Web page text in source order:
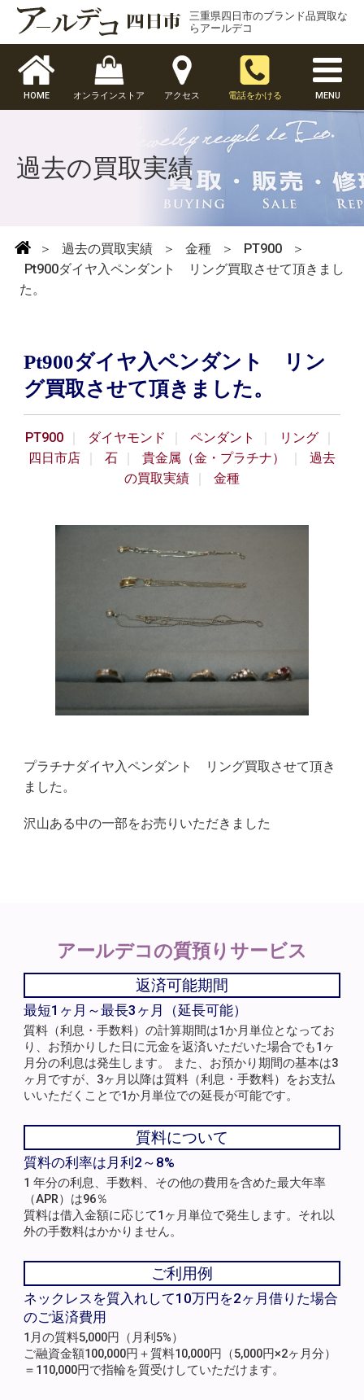
三重県四日市のブランド品買取な
らアールデコ
HOME オンラインストア アクセス 電話をかける MENU
過去の買取実績
＞ 過去の買取実績 ＞ 金種 ＞ PT900
＞
Pt900ダイヤ入ペンダント リング買取させて頂きまし
た。
Pt900ダイヤ入ペンダント リン
グ買取させて頂きました。
PT900 ダイヤモンド ペンダント
リング
四日市店
石 貴金属（金・プラチナ）
過去
の買取実績
金種
プラチナダイヤ入ペンダント リング買取させて頂き
ました。
沢山ある中の一部をお売りいただきました
アールデコの質預りサービス
返済可能期間
最短1ヶ月～最長3ヶ月（延長可能）
質料（利息・手数料）の計算期間は1か月単位となってお
り、お預かりした日に元金を返済いただいた場合でも1ヶ
月分の利息は発生します。 また、お預かり期間の基本は3
ヶ月ですが、3ヶ月以降は質料（利息・手数料）をお支払
いいただくことで1か月単位での延長が可能です。
質料について
質料の利率は月利2～8%
1 年分の利息、手数料、その他の費用を含めた最大年率
（APR）は96％
質料は借入金額に応じて1ヶ月単位で発生します。それ以
外の手数料はかかりません。
ご利用例
ネックレスを質入れして10万円を2ヶ月借りた場合
のご返済費用
1月の質料5,000円（月利5%）
ご融資金額100,000円＋質料10,000円（5,000円×2ヶ月分）
＝110,000円で指輪を質受けしていただけます。